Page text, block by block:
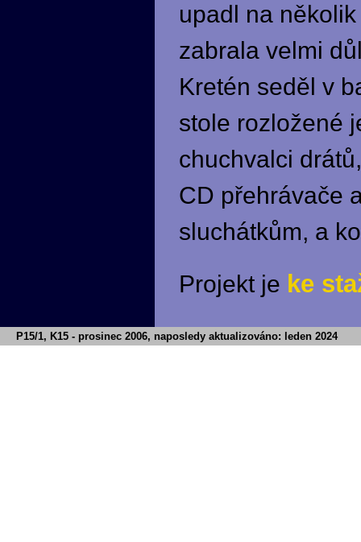
upadl na
zabrala velmi
Kretén seděl v
stole rozložené
chuchvalci
CD přehrávače
sluchátkům, a
Projekt je ke
P15/1, K15 - prosinec 2006, naposledy aktualizováno: leden 2024